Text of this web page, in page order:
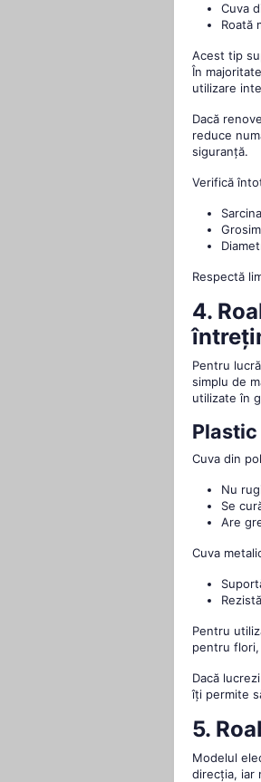
Cuva
Roată
Acest tip
În
utilizare
Dacă
reduce
siguranță.
Verifică
Respectă
4.
Pentru
simplu de
utilizate în
Cuva din
Nu
Se
Are
Cuva
Pentru
pentru flori,
Dacă
îți permite
5.
Modelul
direcția, iar